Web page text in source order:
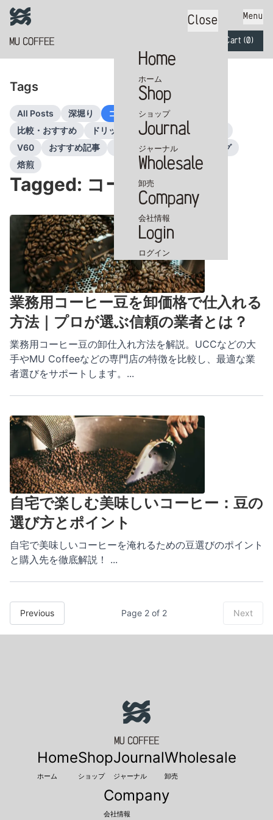
Menu
Cart (0)
Close
Home
ホーム
Shop
ショップ
Journal
ジャーナル
Wholesale
卸売
Company
会社情報
Login
ログイン
カートに商品がありません
Tagged: コーヒー豆
業務用コーヒー豆を卸価格で仕入れる
方法｜プロが選ぶ信頼の業者とは？
業務用コーヒー豆の卸仕入れ方法を解説。UCCなどの大
手やMU Coffeeなどの専門店の特徴を比較し、最適な業
者選びをサポートします。 ...
自宅で楽しむ美味しいコーヒー：豆の
選び方とポイント
自宅で美味しいコーヒーを淹れるための豆選びのポイント
と購入先を徹底解説！ ...
Previous Page 2of 2 Next
Tags
All Posts 深堀り コーヒー豆
器具
比較・おすすめ
ドリップコーヒー
グラインダー
V60
おすすめ記事 認証・品質
テイスティング
焙煎
Home
ホーム
Shop
ショップ
Journal
ジャーナル
Wholesale
卸売
Company
会社情報